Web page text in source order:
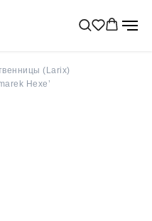
(Larix)
Hexe’